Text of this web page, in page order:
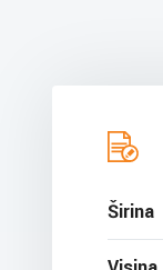
Širina